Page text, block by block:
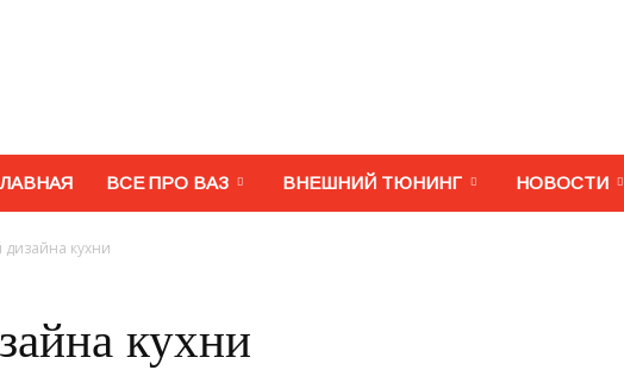
МегаВАЗ.
ВСЕ ПРО ВАЗ ВНЕШНИЙ ТЮНИНГ НОВОСТИ
дизайна кухни
кухни